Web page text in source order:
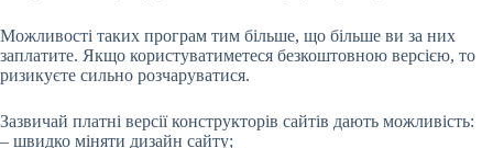
Можливості таких програм тим більше, що більше ви за них
заплатите. Якщо користуватиметеся безкоштовною версією, то
ризикуєте сильно розчаруватися.
Зазвичай платні версії конструкторів сайтів дають можливість:
– швидко міняти дизайн сайту;